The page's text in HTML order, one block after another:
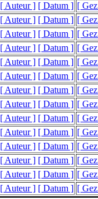
[ Auteur ] [ Datum ] [
[ Auteur ] [ Datum ] [
[ Auteur ] [ Datum ] [
[ Auteur ] [ Datum ] [
[ Auteur ] [ Datum ] [
[ Auteur ] [ Datum ] [
[ Auteur ] [ Datum ] [
[ Auteur ] [ Datum ] [
[ Auteur ] [ Datum ] [
[ Auteur ] [ Datum ] [
[ Auteur ] [ Datum ] [
[ Auteur ] [ Datum ] [
[ Auteur ] [ Datum ] [
[ Auteur ] [ Datum ] [